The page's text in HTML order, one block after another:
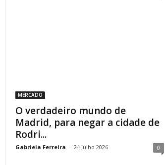
MERCADO
O verdadeiro mundo de
Madrid, para negar a cidade de
Rodri...
Gabriela Ferreira - 24 Julho 2026 0